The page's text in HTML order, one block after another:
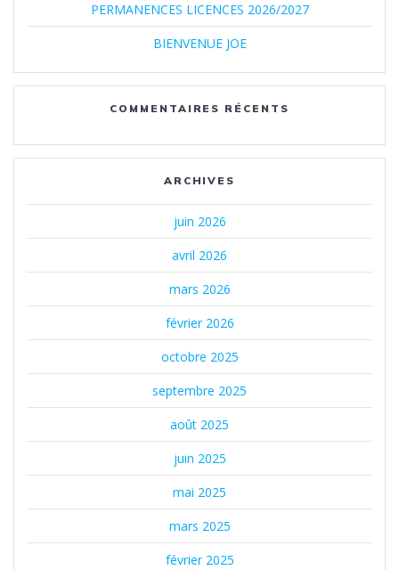
PERMANENCES LICENCES 2026/2027
BIENVENUE JOE
COMMENTAIRES RÉCENTS
ARCHIVES
juin 2026
avril 2026
mars 2026
février 2026
octobre 2025
septembre 2025
août 2025
juin 2025
mai 2025
mars 2025
février 2025